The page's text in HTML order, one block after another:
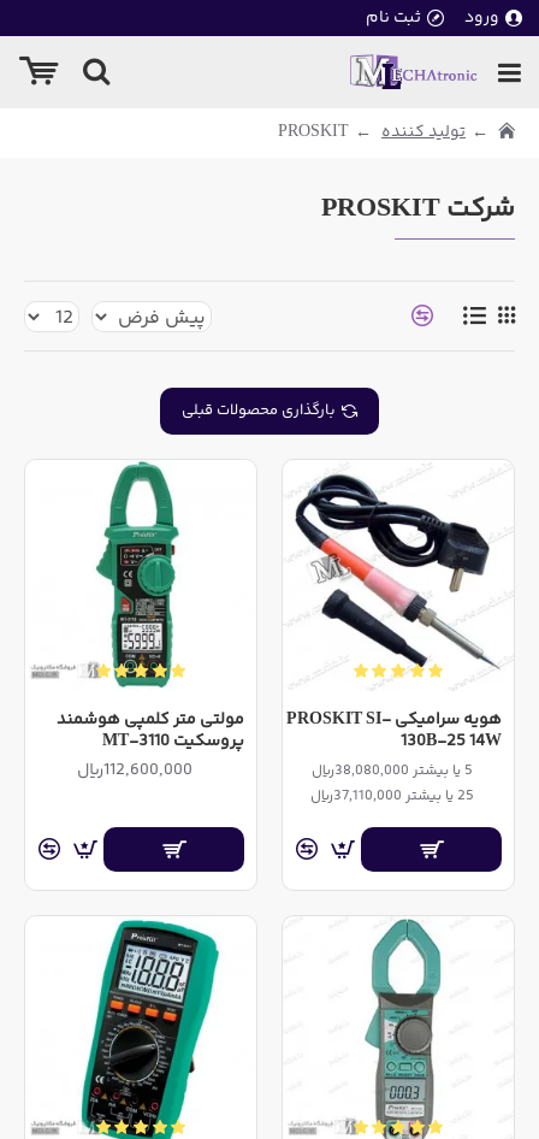
ورود ثبت نام
تولید کننده PROSKIT
شرکت PROSKIT
بارگذاری محصولات قبلی
هویه سرامیکی PROSKIT SI-
130B-25 14W
5 یا بیشتر 38,080,000ریال
25 یا بیشتر 37,110,000ریال
مولتی متر کلمپی هوشمند
پروسکیت MT-3110
112,600,000ریال